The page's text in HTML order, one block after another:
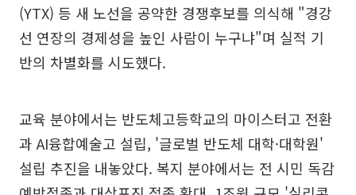
(YTX) 등 새 노선을 공약한 경쟁후보를 의식해 "경강
선 연장의 경제성을 높인 사람이 누구냐"며 실적 기
반의 차별화를 시도했다.
교육 분야에서는 반도체고등학교의 마이스터고 전환
과 AI융합예술고 설립, '글로벌 반도체 대학·대학원'
설립 추진을 내놓았다. 복지 분야에서는 전 시민 독감